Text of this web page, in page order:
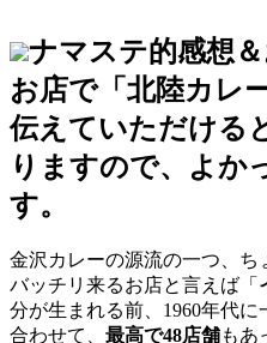
ナマステ的感想
お店で「北陸カレ
伝えていただける
りますので、よか
す。
金沢カレーの源流の一つ、ち
バッチリ来るお店と言えば「
分が生まれる前、1960年代
合わせて、 最高で48店舗もあ